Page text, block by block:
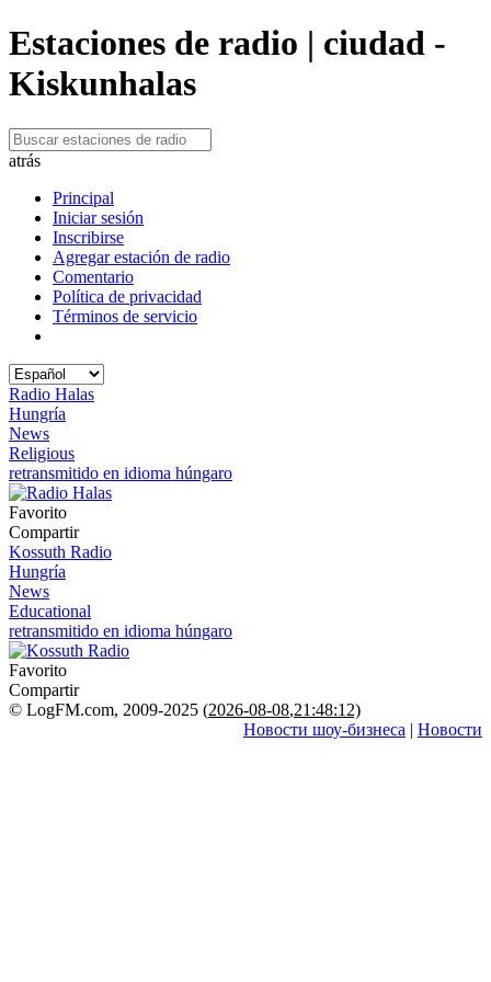
Estaciones de radio | ciudad -
Kiskunhalas
atrás
Principal
Iniciar sesión
Inscribirse
Agregar estación de radio
Comentario
Política de privacidad
Términos de servicio
Radio Halas
Hungría
News
Religious
retransmitido en idioma húngaro
Favorito
Compartir
Kossuth Radio
Hungría
News
Educational
retransmitido en idioma húngaro
Favorito
Compartir
© LogFM.com, 2009-2025 (2026-08-08,21:48:12)
Новости шоу-бизнеса | Новости